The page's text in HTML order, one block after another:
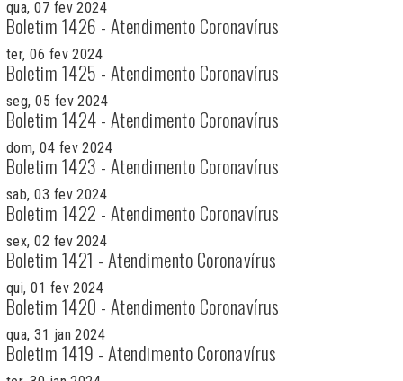
qua, 07 fev 2024
Boletim 1426 - Atendimento Coronavírus
ter, 06 fev 2024
Boletim 1425 - Atendimento Coronavírus
seg, 05 fev 2024
Boletim 1424 - Atendimento Coronavírus
dom, 04 fev 2024
Boletim 1423 - Atendimento Coronavírus
sab, 03 fev 2024
Boletim 1422 - Atendimento Coronavírus
sex, 02 fev 2024
Boletim 1421 - Atendimento Coronavírus
qui, 01 fev 2024
Boletim 1420 - Atendimento Coronavírus
qua, 31 jan 2024
Boletim 1419 - Atendimento Coronavírus